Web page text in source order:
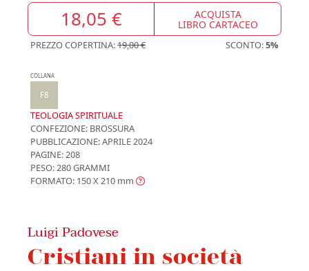
18,05 € ACQUISTA
LIBRO CARTACEO
PREZZO COPERTINA:19,00 € SCONTO:5%
COLLANA
F8
TEOLOGIA SPIRITUALE
CONFEZIONE: BROSSURA
PUBBLICAZIONE:APRILE 2024
PAGINE: 208
PESO: 280 GRAMMI
FORMATO: 150 X 210 mm
Luigi Padovese
Cristiani in società